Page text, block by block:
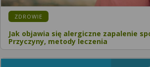
ZDROWIE
Jak objawia się alergiczne zapalenie
Przyczyny, metody leczenia